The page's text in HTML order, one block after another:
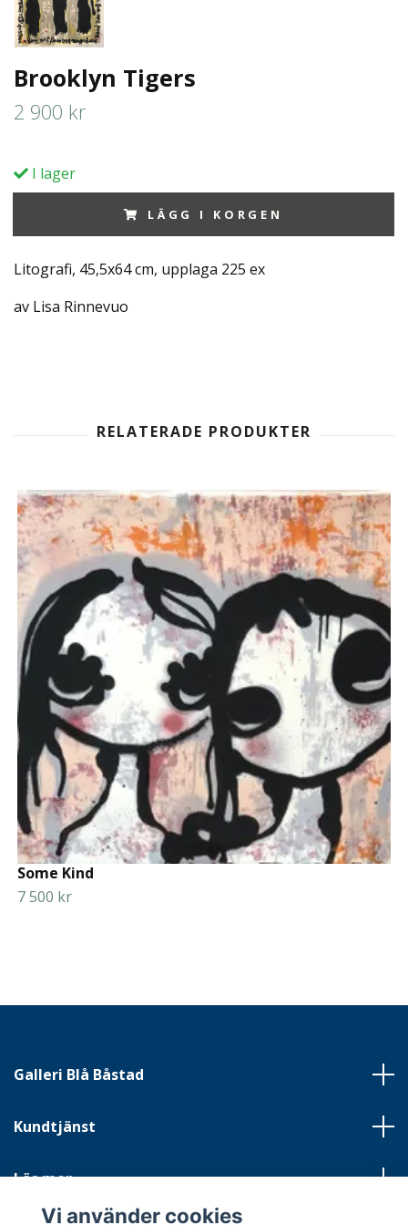
Brooklyn Tigers
2 900 kr
I lager
LÄGG I KORGEN
Litografi, 45,5x64 cm, upplaga 225 ex
av Lisa Rinnevuo
Some Kind
7 500 kr
Galleri Blå Båstad
Kundtjänst
Läs mer
Vi använder cookies